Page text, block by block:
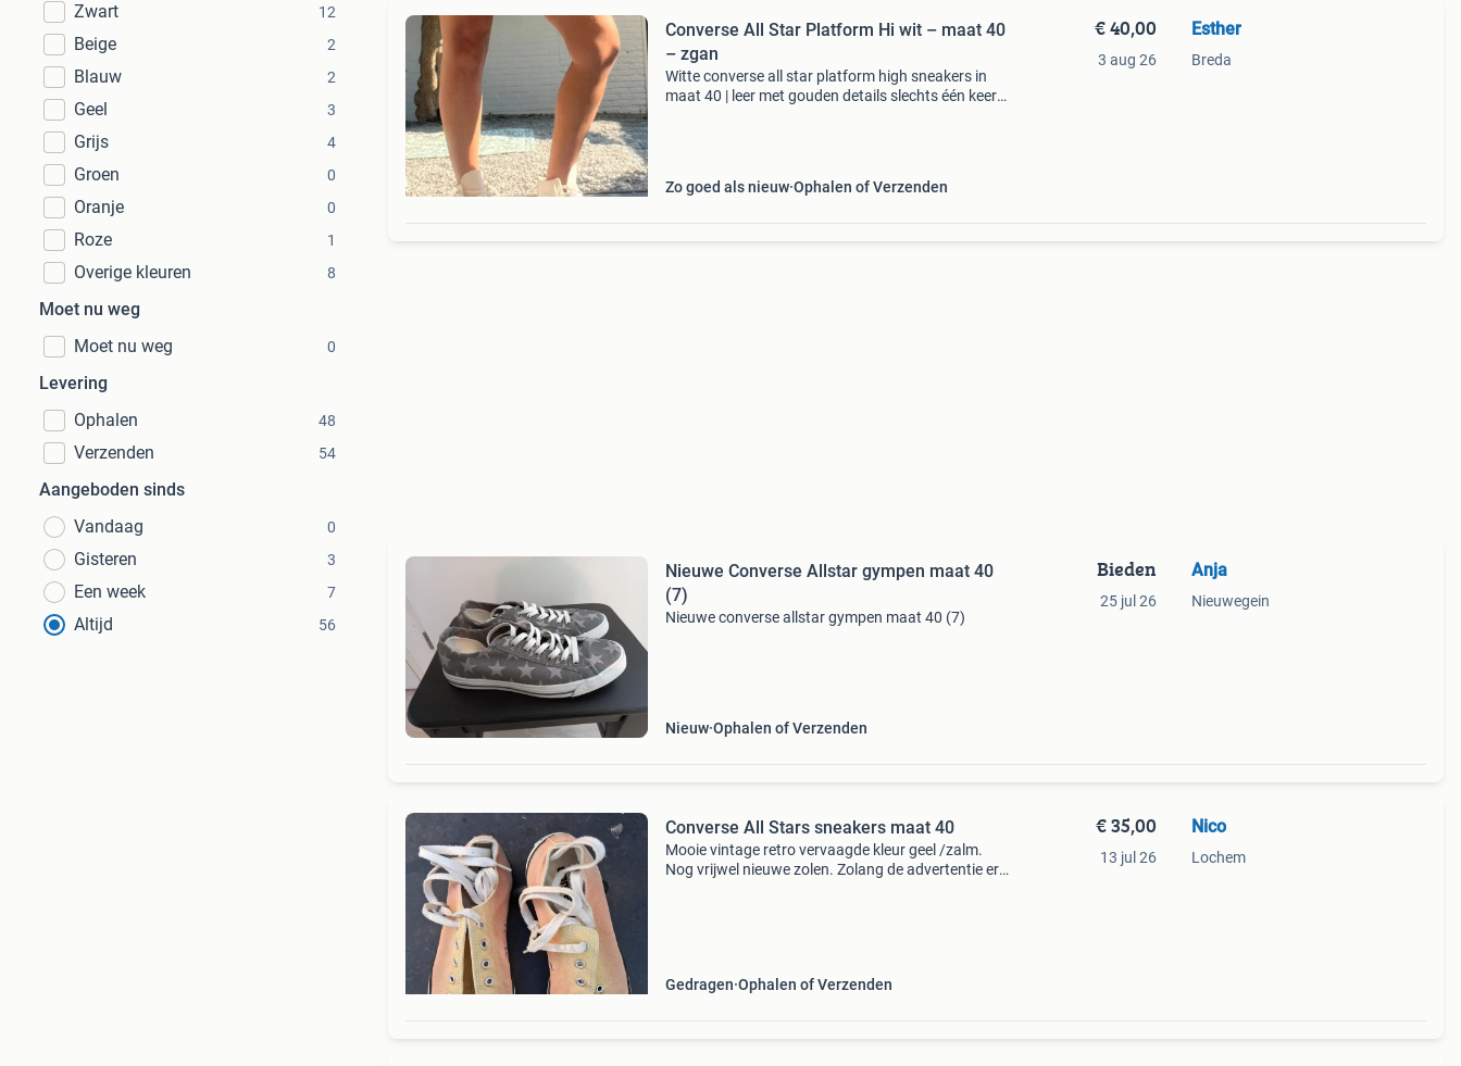
Zwart 12
Beige 2
Blauw 2
Geel 3
Grijs 4
Groen 0
Oranje 0
Roze 1
Overige kleuren 8
Moet nu weg
Moet nu weg
0
Levering
Ophalen
48
Verzenden 54
Aangeboden sinds
Vandaag
0
Gisteren 3
Een week 7
Altijd 56
Converse All Star Platform Hi wit – maat 40
– zgan
Witte converse all star platform high sneakers in
maat 40 | leer met gouden details slechts één keer
Zo goed als nieuw Ophalen of Verzenden
€ 40,00
3 aug 26
Esther
Breda
Nieuwe Converse Allstar gympen maat 40
(7)
Nieuwe converse allstar gympen maat 40 (7)
Nieuw Ophalen of Verzenden
Bieden
25 jul 26
Anja
Nieuwegein
Converse All Stars sneakers maat 40
Mooie vintage retro vervaagde kleur geel /zalm.
Nog vrijwel nieuwe zolen. Zolang de advertentie er
Gedragen Ophalen of Verzenden
€ 35,00
13 jul 26
Nico
Lochem